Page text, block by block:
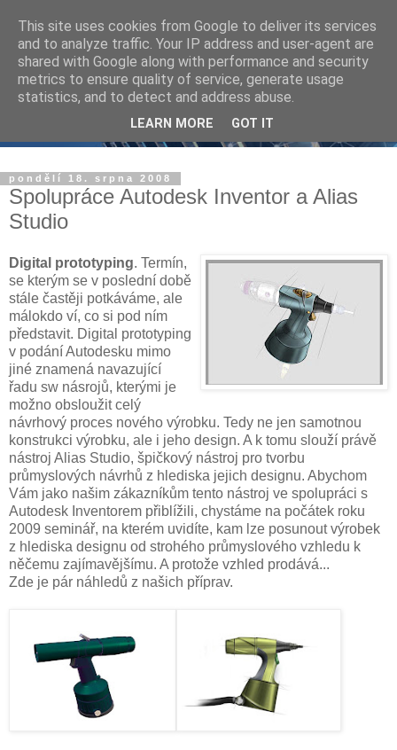
pondělí 18. srpna 2008
Spolupráce Autodesk Inventor a Alias
Studio
Digital prototyping. Termín,
se kterým se v poslední době
stále častěji potkáváme, ale
málokdo ví, co si pod ním
představit. Digital prototyping
v podání Autodesku mimo
jiné znamená navazující
řadu sw násrojů, kterými je
možno obsloužit celý
návrhový proces nového výrobku. Tedy ne jen samotnou
konstrukci výrobku, ale i jeho design. A k tomu slouží právě
nástroj Alias Studio, špičkový nástroj pro tvorbu
průmyslových návrhů z hlediska jejich designu. Abychom
Vám jako našim zákazníkům tento nástroj ve spolupráci s
Autodesk Inventorem přiblížili, chystáme na počátek roku
2009 seminář, na kterém uvidíte, kam lze posunout výrobek
z hlediska designu od strohého průmyslového vzhledu k
něčemu zajímavějšímu. A protože vzhled prodává...
Zde je pár náhledů z našich příprav.
This site uses cookies from Google to deliver its services
and to analyze traffic. Your IP address and user-agent are
shared with Google along with performance and security
metrics to ensure quality of service, generate usage
statistics, and to detect and address abuse.
LEARN MORE GOT IT